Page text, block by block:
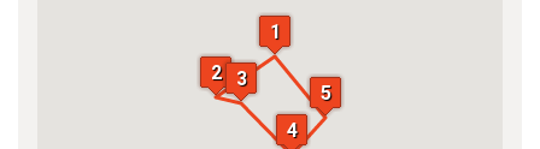
5
4
3
2
1
5
4
3
2
1